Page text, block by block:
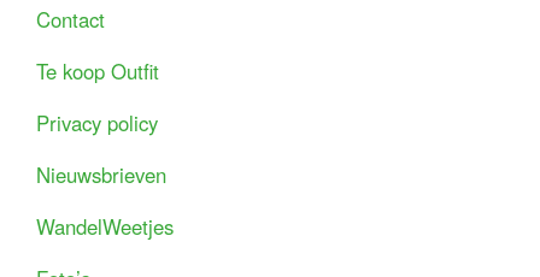
Contact
Te koop Outfit
Privacy policy
Nieuwsbrieven
WandelWeetjes